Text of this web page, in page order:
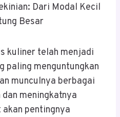
Dari Modal Kecil
Besar
kuliner telah menjadi
paling menguntungkan
munculnya berbagai
meningkatnya
pentingnya